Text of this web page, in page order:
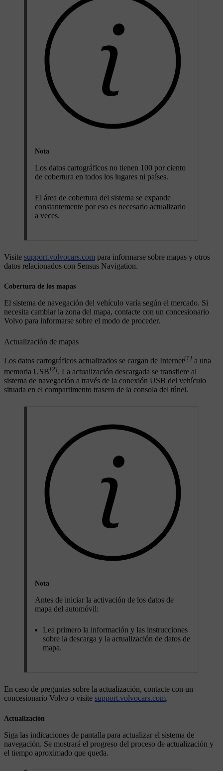
Nota
Los datos cartográficos no tienen 100 por ciento
de cobertura en todos los lugares ni países.
El área de cobertura del sistema se expande
constantemente por eso es necesario actualizarlo
a veces.
Visite support.volvocars.com para informarse sobre mapas y otros
datos relacionados con Sensus Navigation.
Cobertura de los mapas
El sistema de navegación del vehículo varía según el mercado. Si
necesita cambiar la zona del mapa, contacte con un concesionario
Volvo para informarse sobre el modo de proceder.
Actualización de mapas
Los datos cartográficos actualizados se cargan de Internet[1] a una
memoria USB[2]. La actualización descargada se transfiere al
sistema de navegación a través de la conexión USB del vehículo
situada en el compartimento trasero de la consola del túnel.
Nota
Antes de iniciar la activación de los datos de
mapa del automóvil:
Lea primero la información y las instrucciones
sobre la descarga y la actualización de datos de
mapa.
En caso de preguntas sobre la actualización, contacte con un
concesionario Volvo o visite support.volvocars.com.
Actualización
Siga las indicaciones de pantalla para actualizar el sistema de
navegación. Se mostrará el progreso del proceso de actualización y
el tiempo aproximado que queda.